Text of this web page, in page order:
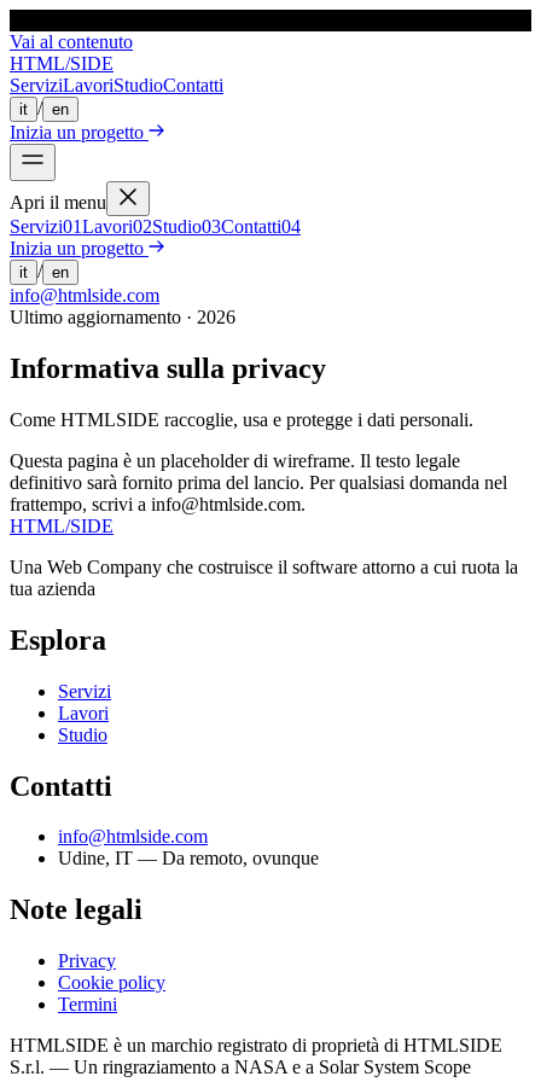
Vai al contenuto
HTML/SIDE
ServiziLavoriStudioContatti
it / en
Inizia un progetto
Apri il menu
Servizi01Lavori02Studio03Contatti04
Inizia un progetto
it / en
info@htmlside.com
Ultimo aggiornamento · 2026
Informativa sulla privacy
Come HTMLSIDE raccoglie, usa e protegge i dati personali.
Questa pagina è un placeholder di wireframe. Il testo legale
definitivo sarà fornito prima del lancio. Per qualsiasi domanda nel
frattempo, scrivi a info@htmlside.com.
HTML/SIDE
Una Web Company che costruisce il software attorno a cui ruota la
tua azienda
Esplora
Servizi
Lavori
Studio
Contatti
info@htmlside.com
Udine, IT — Da remoto, ovunque
Note legali
Privacy
Cookie policy
Termini
HTMLSIDE è un marchio registrato di proprietà di HTMLSIDE
S.r.l. — Un ringraziamento a NASA e a Solar System Scope